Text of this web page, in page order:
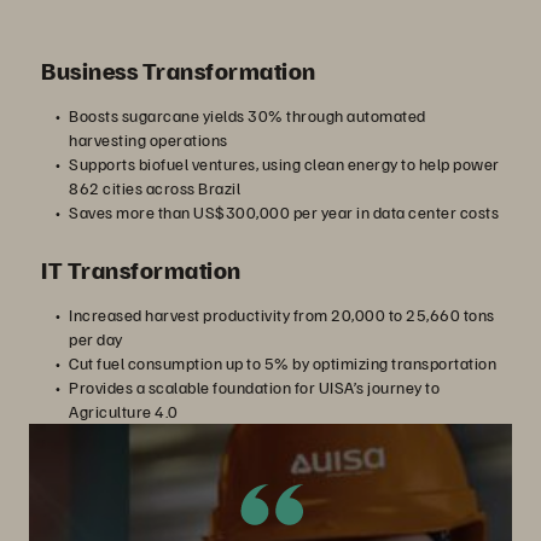
Business Transformation
Boosts sugarcane yields 30% through automated
harvesting operations
Supports biofuel ventures, using clean energy to help power
862 cities across Brazil
Saves more than US$300,000 per year in data center costs
IT Transformation
Increased harvest productivity from 20,000 to 25,660 tons
per day
Cut fuel consumption up to 5% by optimizing transportation
Provides a scalable foundation for UISA’s journey to
Agriculture 4.0